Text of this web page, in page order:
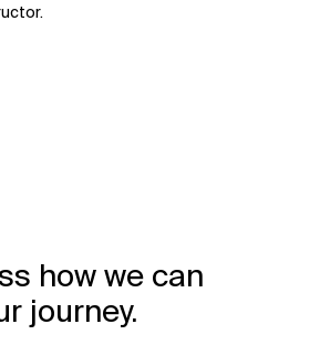
how we can
journey.